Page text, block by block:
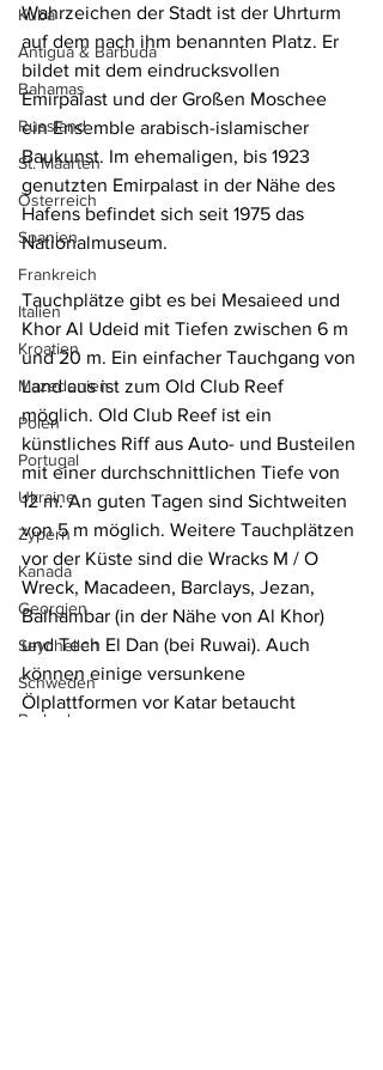
Kuba
Antigua & Barbuda
Bahamas
Russland
St. Maarten
Österreich
Spanien
Frankreich
Italien
Kroatien
Mazedonien
Polen
Portugal
Ukraine
Zypern
Kanada
Georgien
Seychellen
Schweden
Barbados
Wahrzeichen der Stadt ist der Uhrturm
auf dem nach ihm benannten Platz. Er
bildet mit dem eindrucksvollen
Emirpalast und der Großen Moschee
ein Ensemble arabisch-islamischer
Baukunst. Im ehemaligen, bis 1923
genutzten Emirpalast in der Nähe des
Hafens befindet sich seit 1975 das
Nationalmuseum.
Tauchplätze gibt es bei Mesaieed und
Khor Al Udeid mit Tiefen zwischen 6 m
und 20 m. Ein einfacher Tauchgang von
Land aus ist zum Old Club Reef
möglich. Old Club Reef ist ein
künstliches Riff aus Auto- und Busteilen
mit einer durchschnittlichen Tiefe von
12 m. An guten Tagen sind Sichtweiten
von 5 m möglich. Weitere Tauchplätzen
vor der Küste sind die Wracks M / O
Wreck, Macadeen, Barclays, Jezan,
Balhambar (in der Nähe von Al Khor)
und Tech El Dan (bei Ruwai). Auch
können einige versunkene
Ölplattformen vor Katar betaucht